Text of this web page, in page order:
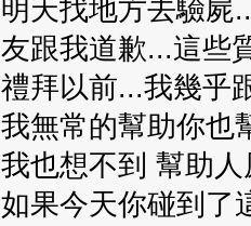
明天找地方去驗屍
友跟我道歉...這些
禮拜以前...我幾乎
我無常的幫助你也
我也想不到 幫助
如果今天你碰到了